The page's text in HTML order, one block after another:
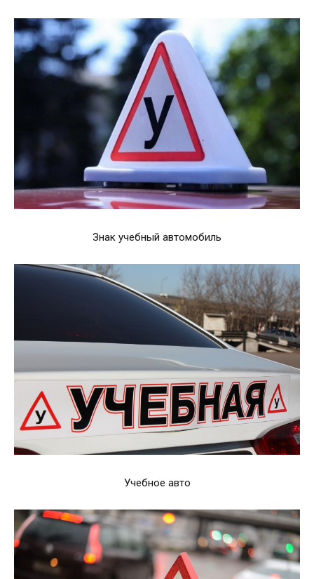
Знак учебный автомобиль
Учебное авто